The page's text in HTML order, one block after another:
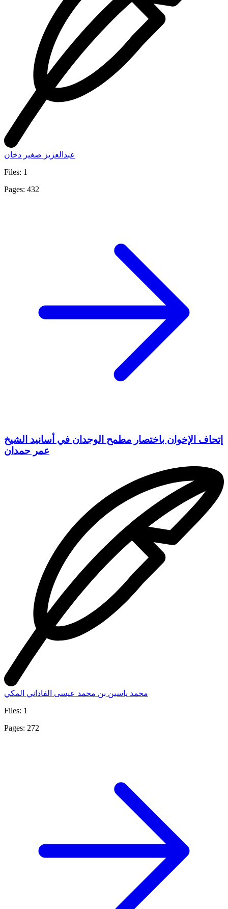
عبدالعزيز صغير دخان
Files: 1
Pages: 432
إتحاف الإخوان باختصار مطمح الوجدان في أسانيد الشيخ
عمر حمدان
محمد ياسين بن محمد عيسى الفاداني المكي
Files: 1
Pages: 272